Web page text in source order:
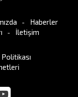
Haberler
İletişim